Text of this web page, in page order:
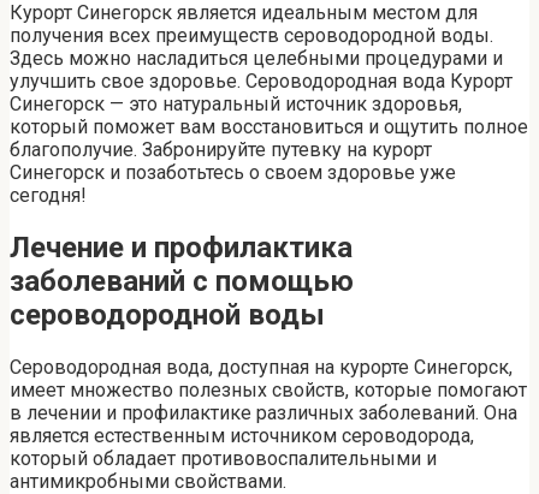
Курорт Синегорск является идеальным местом для
получения всех преимуществ сероводородной воды.
Здесь можно насладиться целебными процедурами и
улучшить свое здоровье. Сероводородная вода Курорт
Синегорск — это натуральный источник здоровья,
который поможет вам восстановиться и ощутить полное
благополучие. Забронируйте путевку на курорт
Синегорск и позаботьтесь о своем здоровье уже
сегодня!
Лечение и профилактика
заболеваний с помощью
сероводородной воды
Сероводородная вода, доступная на курорте Синегорск,
имеет множество полезных свойств, которые помогают
в лечении и профилактике различных заболеваний. Она
является естественным источником сероводорода,
который обладает противовоспалительными и
антимикробными свойствами.